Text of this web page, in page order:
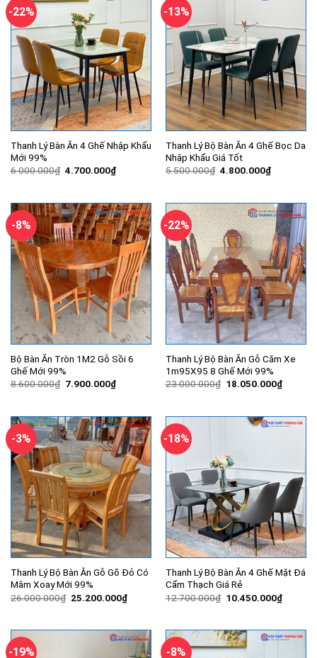
-22%
Thanh Lý Bàn Ăn 4 Ghế Nhập Khẩu
Mới 99%
6.000.000₫ Giá
4.700.000₫Giá
hiện
4.700.000₫.
-13%
Thanh Lý Bộ Bàn Ăn 4 Ghế Bọc Da
Nhập Khẩu Giá Tốt
5.500.000₫ Giá
4.800.000₫Giá
hiện
-8%
Bộ Bàn Ăn Tròn 1M2 Gỗ Sồi 6
Ghế Mới 99%
8.600.000₫ Giá
7.900.000₫Giá
hiện
7.900.000₫.
-22%
Thanh Lý Bộ Bàn Ăn Gỗ Căm Xe
1m95X95 8 Ghế Mới 99%
23.000.000₫ Giá
18.050.000₫Giá
hiện
-3%
Thanh Lý Bộ Bàn Ăn Gỗ Gõ Đỏ Có
Mâm Xoay Mới 99%
26.000.000₫ Giá
25.200.000₫Giá
hiện
25.200.000₫.
-18%
Thanh Lý Bộ Bàn Ăn 4 Ghế Mặt Đá
Cẩm Thạch Giá Rẻ
12.700.000₫ Giá
10.450.000₫Giá
hiện
-19% -8%